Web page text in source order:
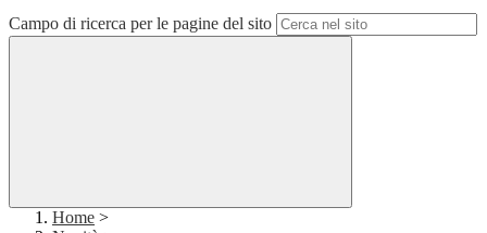
Campo di ricerca per le pagine del sito
Home >